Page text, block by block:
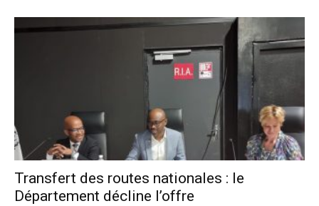
Transfert des routes nationales : le
Département décline l’offre